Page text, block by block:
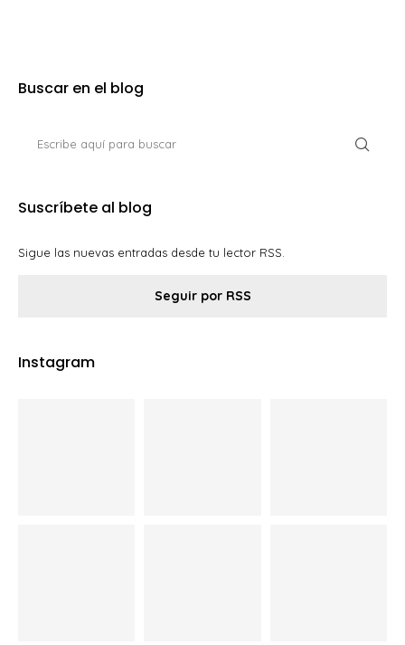
Buscar en el blog
Suscríbete al blog
Sigue las nuevas entradas desde tu lector RSS.
Seguir por RSS
Instagram